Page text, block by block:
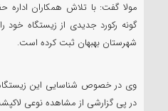
مولا گفت: با تلاش همکاران
گونه رکورد جدیدی از زیستگاه خود
شهرستان بهبهان ثبت کرده است.
وی در خصوص شناسایی این
در پی گزارشی از مشاهده نوعی